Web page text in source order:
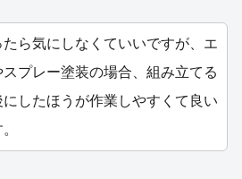
ら気にしなくていいですが、エ
プレー塗装の場合、組み立てる
したほうが作業しやすくて良い